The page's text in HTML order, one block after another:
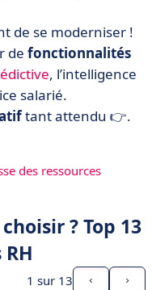
de se moderniser !
de fonctionnalités
, l’intelligence
salarié.
tant attendu 👉.
des ressources
? Top 13
1 sur 13